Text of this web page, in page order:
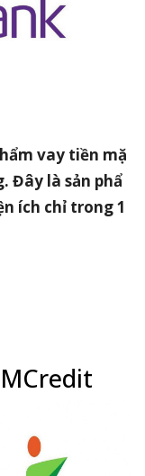
vay tiền mặ
Đây là sản phẩ
ích chỉ trong 1